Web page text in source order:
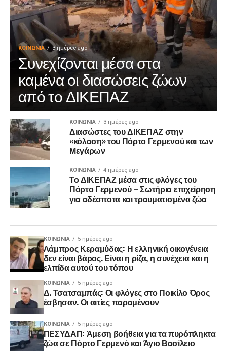
ΚΟΙΝΩΝΊΑ 3 ημέρες ago
Συνεχίζονται μέσα στα
καμένα οι διασώσεις ζώων
από το ΔΙΚΕΠΑΖ
ΚΟΙΝΩΝΊΑ 3 ημέρες ago
Διασώστες του ΔΙΚΕΠΑΖ στην
«κόλαση» του Πόρτο Γερμενού και των
Μεγάρων
ΚΟΙΝΩΝΊΑ 4 ημέρες ago
Το ΔΙΚΕΠΑΖ μέσα στις φλόγες του
Πόρτο Γερμενού – Σωτήρια επιχείρηση
για αδέσποτα και τραυματισμένα ζώα
ΚΟΙΝΩΝΊΑ 5 ημέρες ago
Λάμπρος Κεραμύδας: Η ελληνική οικογένεια
δεν είναι βάρος. Είναι η ρίζα, η συνέχεια και η
ελπίδα αυτού του τόπου
ΚΟΙΝΩΝΊΑ 5 ημέρες ago
Δ. Τσατσαμπάς: Οι φλόγες στο Ποικίλο Όρος
έσβησαν. Οι αιτίες παραμένουν
ΚΟΙΝΩΝΊΑ 5 ημέρες ago
ΠΕΣΥΔΑΠ: Άμεση βοήθεια για τα πυρόπληκτα
ζώα σε Πόρτο Γερμενό και Άγιο Βασίλειο